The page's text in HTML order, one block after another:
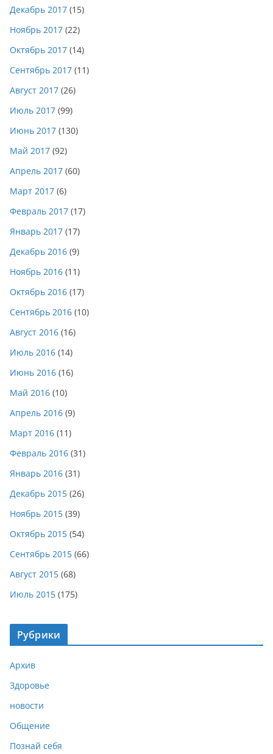
Декабрь 2017 (15)
Ноябрь 2017 (22)
Октябрь 2017 (14)
Сентябрь 2017 (11)
Август 2017 (26)
Июль 2017 (99)
Июнь 2017 (130)
Май 2017 (92)
Апрель 2017 (60)
Март 2017 (6)
Февраль 2017 (17)
Январь 2017 (17)
Декабрь 2016 (9)
Ноябрь 2016 (11)
Октябрь 2016 (17)
Сентябрь 2016 (10)
Август 2016 (16)
Июль 2016 (14)
Июнь 2016 (16)
Май 2016 (10)
Апрель 2016 (9)
Март 2016 (11)
Февраль 2016 (31)
Январь 2016 (31)
Декабрь 2015 (26)
Ноябрь 2015 (39)
Октябрь 2015 (54)
Сентябрь 2015 (66)
Август 2015 (68)
Июль 2015 (175)
Рубрики
Архив
Здоровье
новости
Общение
Познай себя